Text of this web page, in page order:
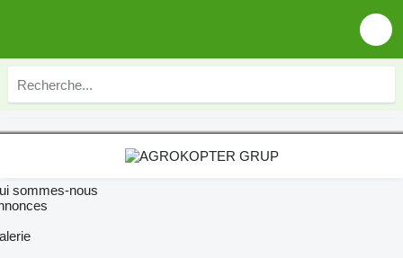
sommes-nous